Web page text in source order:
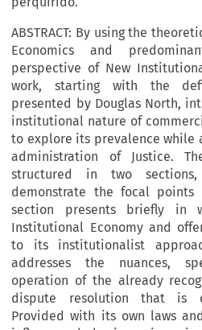
ABSTRACT: By using the
Economics and
perspective of New
work, starting with the
presented by Douglas North,
institutional nature of
to explore its prevalence while
administration of Justice.
structured in two
demonstrate the focal
section presents briefly in
Institutional Economy and
to its institutionalist
addresses the nuances,
operation of the already
dispute resolution that is
Provided with its own laws